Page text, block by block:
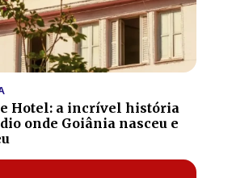
Hotel: a incrível história
onde Goiânia nasceu e